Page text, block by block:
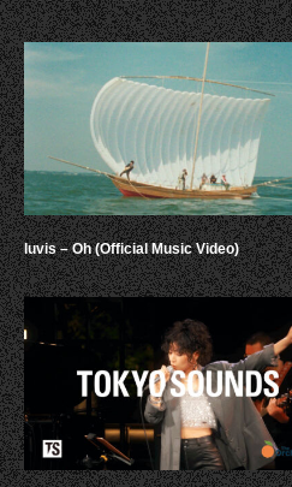
luvis – Oh (Official Music Video)